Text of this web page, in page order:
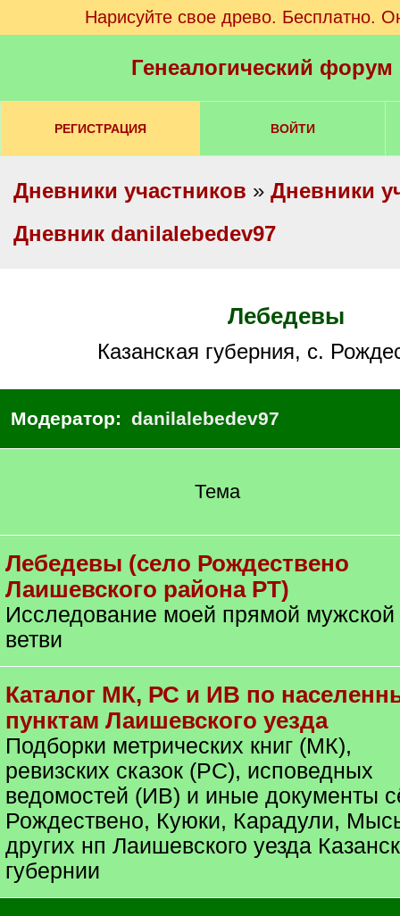
Нарисуйте свое древо. Бесплатно.
Генеалогический
РЕГИСТРАЦИЯ ВОЙТИ
Дневники участников » Дневники
Дневник danilalebedev97
Лебедевы
Казанская губерния, с.
Модератор: danilalebedev97
Тема
Лебедевы (село Рождествено
Лаишевского района РТ)
Исследование моей прямой мужской
ветви
Каталог МК, РС и ИВ по
пунктам Лаишевского уезда
Подборки метрических книг (МК),
ревизских сказок (РС), исповедных
ведомостей (ИВ) и иные документы
Рождествено, Куюки, Карадули,
других нп Лаишевского уезда
губернии